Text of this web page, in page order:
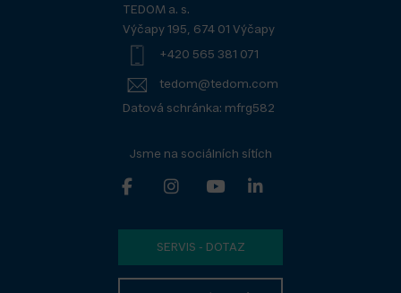
TEDOM a. s.
Výčapy 195, 674 01 Výčapy
+420 565 381 071
tedom@tedom.com
Datová schránka: mfrg582
Jsme na sociálních sítích
SERVIS - DOTAZ